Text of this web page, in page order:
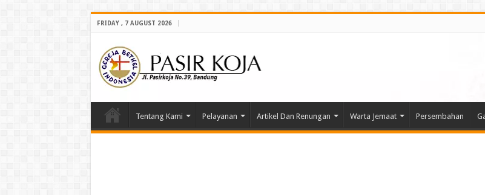
FRIDAY , 7 AUGUST 2026
Tentang Kami Pelayanan Artikel Dan Renungan Warta Jemaat Persembahan